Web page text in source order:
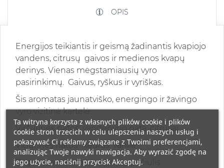
OPIS
Energijos teikiantis ir geismą žadinantis kvapiojo
vandens, citrusų gaivos ir medienos kvapų
derinys. Vienas mėgstamiausių vyro
pasirinkimų. Gaivus, ryškus ir vyriškas.
Šis aromatas jaunatviško, energingo ir žavingo
vyro vizitinė kartelė.
Viršutinės natos: vandenyno nata, citrusai
Vidurinės natos: kedras. vanilė
Pagrindinės natos: mediena, pačiulis
Ta witryna korzysta z własnych plików cookie i plików
cookie stron trzecich w celu ulepszenia naszych usług i
pokazywać Ci reklamy związane z Twoimi preferencjami,
analizując Twoje nawyki nawigacja. Aby wyrazić zgodę na
jego użycie, naciśnij przycisk Akceptuj.